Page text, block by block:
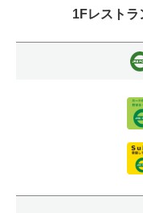
1Fレストラ